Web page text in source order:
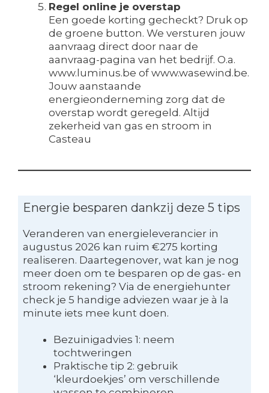
Regel online je overstap
Een goede korting gecheckt? Druk op
de groene button. We versturen jouw
aanvraag direct door naar de
aanvraag-pagina van het bedrijf. O.a.
www.luminus.be of www.wasewind.be.
Jouw aanstaande
energieonderneming zorg dat de
overstap wordt geregeld. Altijd
zekerheid van gas en stroom in
Casteau
Energie besparen dankzij deze 5 tips
Veranderen van energieleverancier in
augustus 2026 kan ruim €275 korting
realiseren. Daartegenover, wat kan je nog
meer doen om te besparen op de gas- en
stroom rekening? Via de energiehunter
check je 5 handige adviezen waar je à la
minute iets mee kunt doen.
Bezuinigadvies 1: neem
tochtweringen
Praktische tip 2: gebruik
‘kleurdoekjes’ om verschillende